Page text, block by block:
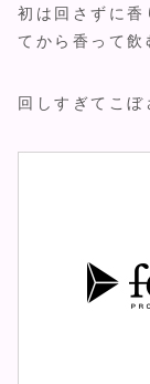
初は回さずに
てから香って飲
回しすぎてこ